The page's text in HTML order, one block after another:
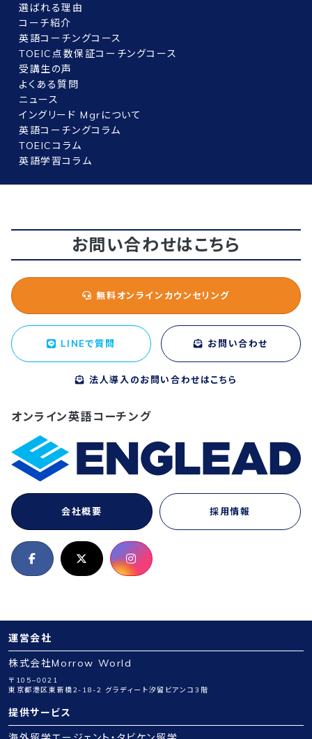
選ばれる理由
コーチ紹介
英語コーチングコース
TOEIC点数保証コーチングコース
受講生の声
よくある質問
ニュース
イングリード Mgrについて
英語コーチングコラム
TOEICコラム
英語学習コラム
お問い合わせはこちら
無料オンラインカウンセリング
LINEで質問 お問い合わせ
法人導入のお問い合わせはこちら
オンライン英語コーチング
会社概要 採用情報
運営会社
株式会社Morrow World
〒105−0021
東京都港区東新橋2-18-2 グラディート汐留ビアンコ3階
提供サービス